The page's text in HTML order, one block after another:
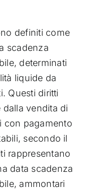
definiti come
scadenza
determinati
liquide da
Questi diritti
vendita di
con pagamento
secondo il
rappresentano
data scadenza
ammontari